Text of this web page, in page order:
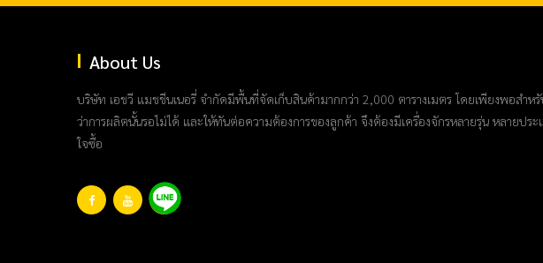
About Us
บริษัท เอชวี แมชชีนเนอรี่ จำกัดมีพื้นที่จัดเก็บสินค้ามากกว่า 2,000 ตารางเมตร โดยเพียงพอสำห
ว่าการผลิตนั้นรอไม่ได้ และให้ทันต่อความต้องการของลูกค้า จึงต้องมีเครื่องจักรหลายรุ่น หลายป
ใจซื้อ